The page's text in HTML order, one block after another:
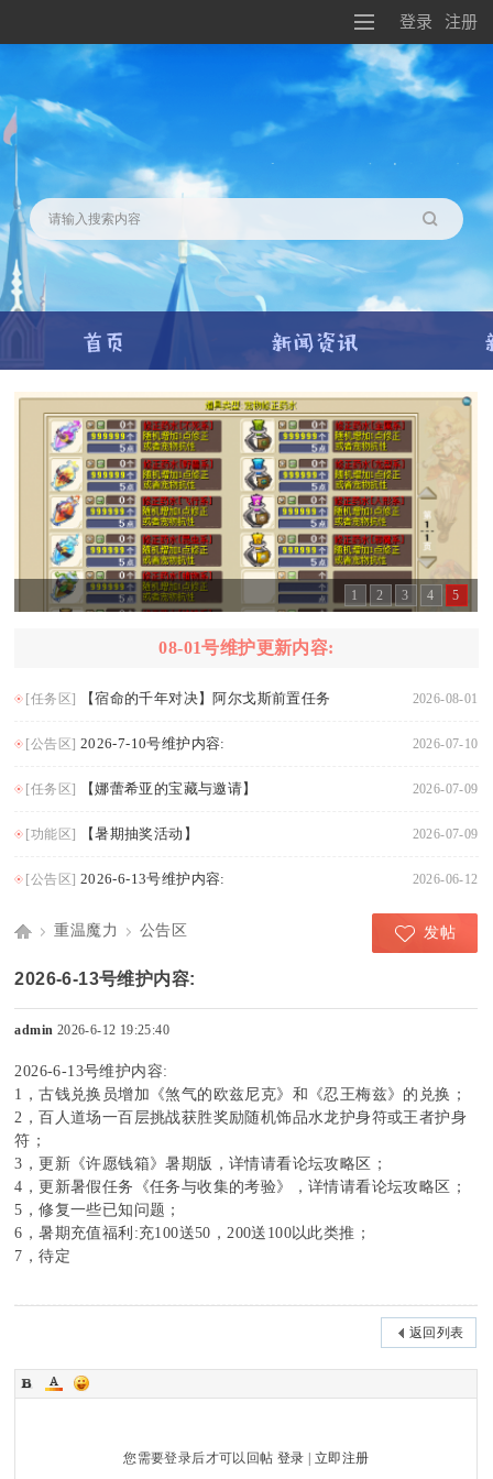
登录 注册
1 2 3 4 5
08-01号维护更新内容:
[任务区] 【宿命的千年对决】阿尔戈斯前置任务 2026-08-01
[公告区] 2026-7-10号维护内容: 2026-07-10
[任务区] 【娜蕾希亚的宝藏与邀请】 2026-07-09
[功能区] 【暑期抽奖活动】 2026-07-09
[公告区] 2026-6-13号维护内容: 2026-06-12
Di
sc
uz
›
重温魔力
›
公告区 发帖
2026-6-13号维护内容:
admin 2026-6-12 19:25:40
2026-6-13号维护内容:
1，古钱兑换员增加《煞气的欧兹尼克》和《忍王梅兹》的兑换；
2，百人道场一百层挑战获胜奖励随机饰品水龙护身符或王者护身
符；
3，更新《许愿钱箱》暑期版，详情请看论坛攻略区；
4，更新暑假任务《任务与收集的考验》，详情请看论坛攻略区；
5，修复一些已知问题；
6，暑期充值福利:充100送50，200送100以此类推；
7，待定
返回列表
您需要登录后才可以回帖登录 |立即注册